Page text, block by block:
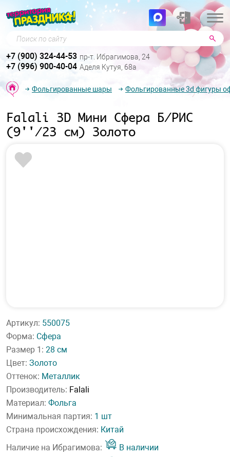
Поиск по сайту
+7 (900) 324-44-53 пр-т. Ибрагимова, 24
+7 (996) 900-40-04 Аделя Кутуя, 68а
Фольгированные шары Фольгированные 3d фигуры
Falali 3D Мини Сфера Б/РИС
(9''/23 см) Золото
Артикул: 550075
Форма: Сфера
Размер 1: 28 см
Цвет: Золото
Оттенок: Металлик
Производитель: Falali
Материал: Фольга
Минимальная партия: 1 шт
Страна происхождения: Китай
Наличие на Ибрагимова:
В наличии